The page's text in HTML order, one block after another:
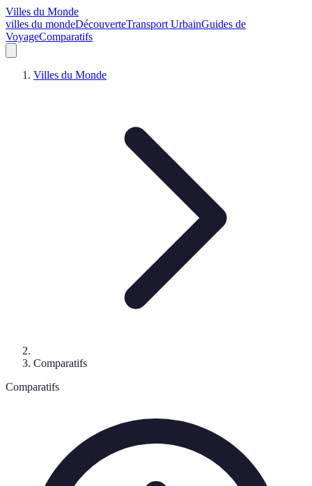
Villes du Monde
villes du mondeDécouverteTransport UrbainGuides de
VoyageComparatifs
Villes du Monde
Comparatifs
Comparatifs